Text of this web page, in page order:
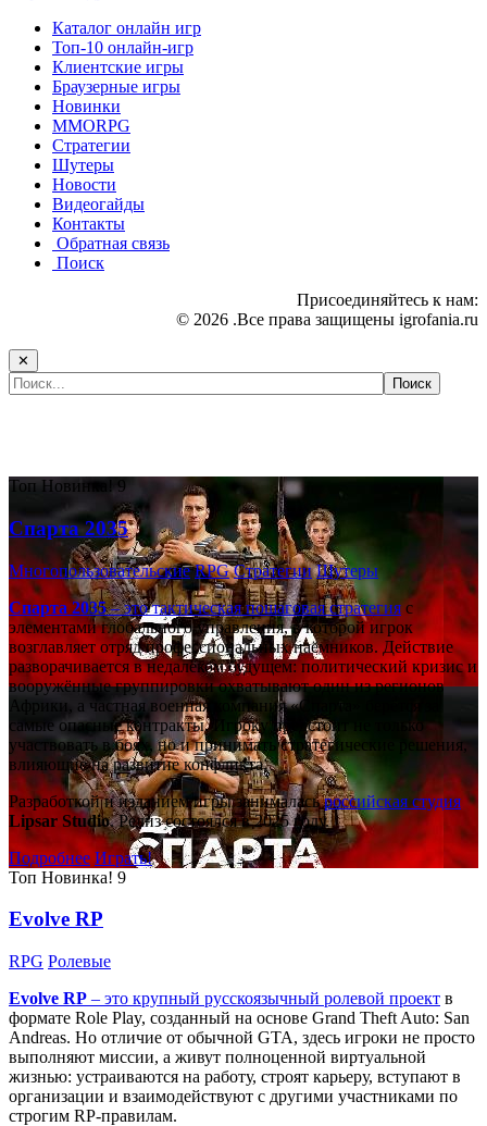
Каталог онлайн игр
Топ-10 онлайн-игр
Клиентские игры
Браузерные игры
Новинки
MMORPG
Стратегии
Шутеры
Новости
Видеогайды
Контакты
Обратная связь
Поиск
Присоединяйтесь к нам:
© 2026 .Все права защищены igrofania.ru
✕
Топ Новинка! 9
Спарта 2035
Многопользовательские RPG Стратегии Шутеры
Спарта 2035– это тактическаяпошаговая стратегияс
элементами глобального управления, в которой игрок
возглавляет отряд профессиональных наёмников. Действие
разворачивается в недалёком будущем: политический кризис и
вооружённые группировки охватывают один из регионов
Африки, а частная военная компания «Спарта» берётся за
самые опасные контракты. Игроку предстоит не только
участвовать в боях, но и принимать стратегические решения,
влияющие на развитие конфликта.
Разработкой и изданием игры занималасьроссийская студия
Lipsar Studio. Релиз состоялся в 2025 году.
Подробнее Играть!
Топ Новинка! 9
Evolve RP
RPG Ролевые
Evolve RP – это крупный русскоязычный ролевой проект в
формате Role Play, созданный на основе Grand Theft Auto: San
Andreas. Но отличие от обычной GTA, здесь игроки не просто
выполняют миссии, а живут полноценной виртуальной
жизнью: устраиваются на работу, строят карьеру, вступают в
организации и взаимодействуют с другими участниками по
строгим RP-правилам.